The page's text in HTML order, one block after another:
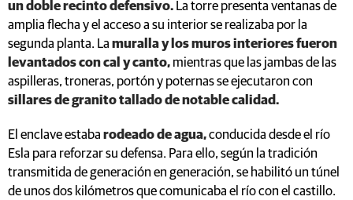
un doble recinto defensivo. La torre presenta ventanas de
amplia flecha y el acceso a su interior se realizaba por la
segunda planta. La muralla y los muros interiores fueron
levantados con cal y canto, mientras que las jambas de las
aspilleras, troneras, portón y poternas se ejecutaron con
sillares de granito tallado de notable calidad.
El enclave estaba rodeado de agua,conducida desde el río
Esla para reforzar su defensa. Para ello, según la tradición
transmitida de generación en generación, se habilitó un túnel
de unos dos kilómetros que comunicaba el río con el castillo.